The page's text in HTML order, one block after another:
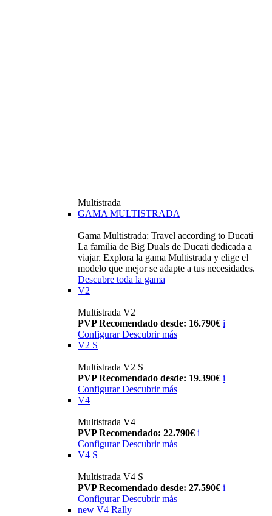
Multistrada
GAMA MULTISTRADA
Gama Multistrada: Travel according to Ducati
La familia de Big Duals de Ducati dedicada a
viajar. Explora la gama Multistrada y elige el
modelo que mejor se adapte a tus necesidades.
Descubre toda la gama
V2
Multistrada V2
PVP Recomendado desde: 16.790€ i
Configurar Descubrir más
V2 S
Multistrada V2 S
PVP Recomendado desde: 19.390€ i
Configurar Descubrir más
V4
Multistrada V4
PVP Recomendado: 22.790€ i
Configurar Descubrir más
V4 S
Multistrada V4 S
PVP Recomendado desde: 27.590€ i
Configurar Descubrir más
new V4 Rally